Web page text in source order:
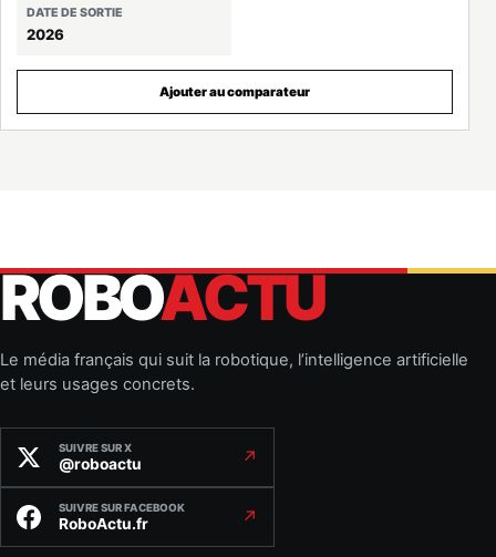
DATE DE SORTIE
2026
Ajouter au comparateur
ROBOACTU
Le média français qui suit la robotique, l’intelligence artificielle
et leurs usages concrets.
SUIVRE SUR X
@roboactu ↗
SUIVRE SUR FACEBOOK
RoboActu.fr ↗